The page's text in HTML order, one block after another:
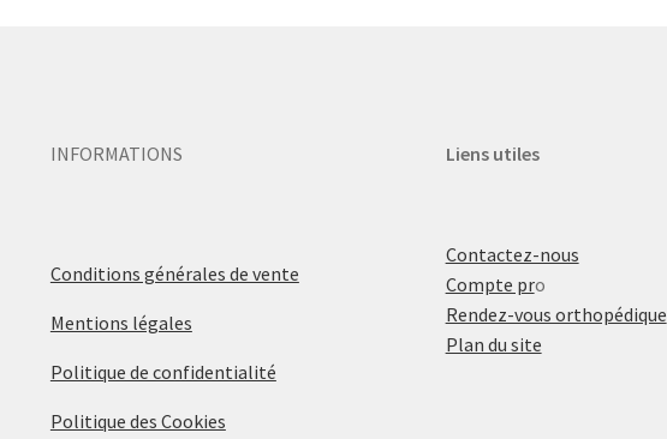
INFORMATIONS
Conditions générales de vente
Mentions légales
Politique de confidentialité
Politique des Cookies
Liens utiles
Contactez-nous
Compte pro
Rendez-vous orthopédique
Plan du site